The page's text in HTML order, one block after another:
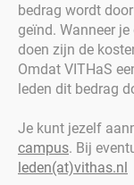
bedrag wordt
geïnd. Wanneer
doen zijn de
Omdat VITHaS
leden dit bedrag
Je kunt jezelf
campus. Bij
leden(at)vithas.nl